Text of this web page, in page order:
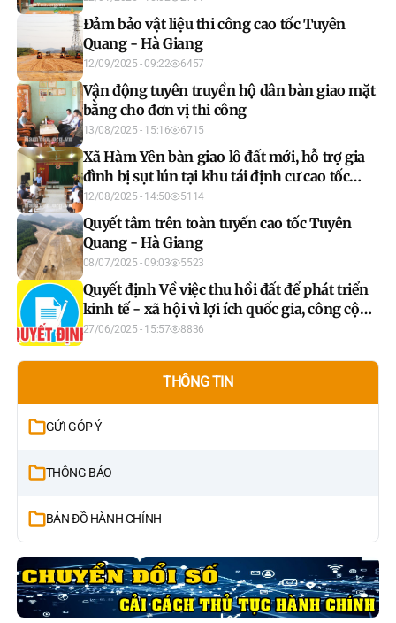
Đảm bảo vật liệu thi công cao tốc Tuyên
Quang - Hà Giang
12/09/2025 - 09:22 6457
Vận động tuyên truyền hộ dân bàn giao mặt
bằng cho đơn vị thi công
13/08/2025 - 15:16 6715
Xã Hàm Yên bàn giao lô đất mới, hỗ trợ gia
đình bị sụt lún tại khu tái định cư cao tốc
Tuyên Quang - Hà Giang
12/08/2025 - 14:50 5114
Quyết tâm trên toàn tuyến cao tốc Tuyên
Quang - Hà Giang
08/07/2025 - 09:03 5523
Quyết định Về việc thu hồi đất để phát triển
kinh tế - xã hội vì lợi ích quốc gia, công cộng
thực hiện công trình: Dự án Cao tốc Tuyên
Yên, tỉnh Tuyên Quang (Đợt 3)
27/06/2025 - 15:57 8836
THÔNG TIN
GỬI GÓP Ý
THÔNG BÁO
BẢN ĐỒ HÀNH CHÍNH